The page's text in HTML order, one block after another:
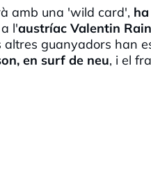
amb una 'wild card',
l'austríac Valentin
altres guanyadors han
en surf de neu, i el